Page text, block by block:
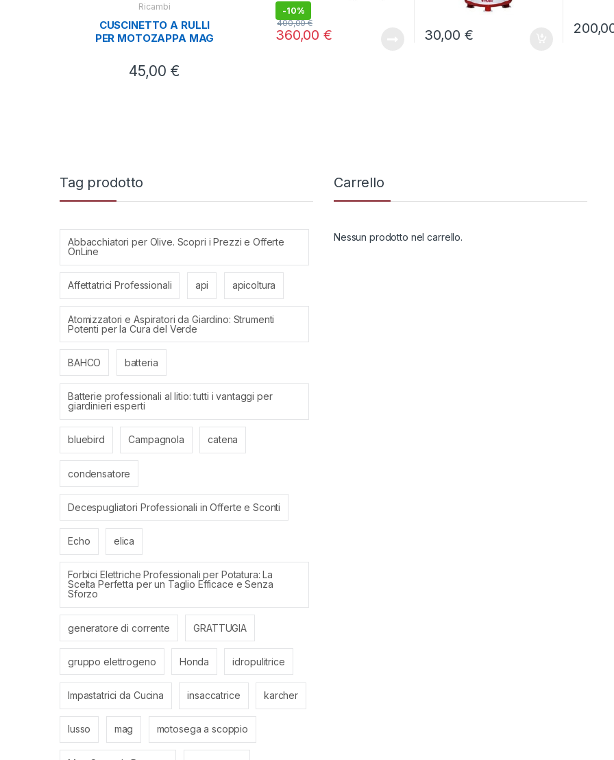
-10%
360,00€
400,00€
30,00 €
Ricambi
CUSCINETTO A RULLI
PER MOTOZAPPA MAG
45,00 €
59,00
Tag prodotto
Abbacchiatori per Olive. Scopri i Prezzi e Offerte
OnLine
Affettatrici Professionali api apicoltura
Atomizzatori e Aspiratori da Giardino: Strumenti
Potenti per la Cura del Verde
BAHCO batteria
Batterie professionali al litio: tutti i vantaggi per
giardinieri esperti
bluebird Campagnola catena
condensatore
Decespugliatori Professionali in Offerte e Sconti
Echo elica
Forbici Elettriche Professionali per Potatura: La
Scelta Perfetta per un Taglio Efficace e Senza
Sforzo
generatore di corrente GRATTUGIA
gruppo elettrogeno Honda idropulitrice
Impastatrici da Cucina insaccatrice karcher
lusso mag motosega a scoppio
Carrello
Nessun prodotto nel carrello.